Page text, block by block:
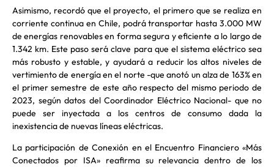
Asimismo, recordó que el proyecto, el primero que se realiza en
corriente continua en Chile, podrá transportar hasta 3.000 MW
de energías renovables en forma segura y eficiente a lo largo de
1.342 km. Este paso será clave para que el sistema eléctrico sea
más robusto y estable, y ayudará a reducir los altos niveles de
vertimiento de energía en el norte -que anotó un alza de 163% en
el primer semestre de este año respecto del mismo periodo de
2023, según datos del Coordinador Eléctrico Nacional- que no
puede ser inyectada a los centros de consumo dada la
inexistencia de nuevas líneas eléctricas.
La participación de Conexión en el Encuentro Financiero «Más
Conectados por ISA» reafirma su relevancia dentro de los